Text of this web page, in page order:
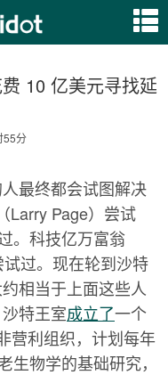
10 亿美元寻找延
55分
最终都会试图解决
Larry Page）尝试
。科技亿万富翁
过。现在轮到沙特
相当于上面这些人
特王室成立了一个
营利组织，计划每年
物学的基础研究，